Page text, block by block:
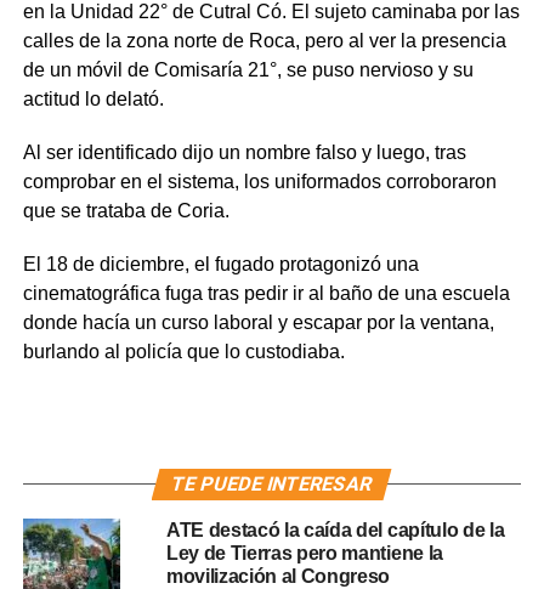
en la Unidad 22° de Cutral Có. El sujeto caminaba por las
calles de la zona norte de Roca, pero al ver la presencia
de un móvil de Comisaría 21°, se puso nervioso y su
actitud lo delató.
Al ser identificado dijo un nombre falso y luego, tras
comprobar en el sistema, los uniformados corroboraron
que se trataba de Coria.
El 18 de diciembre, el fugado protagonizó una
cinematográfica fuga tras pedir ir al baño de una escuela
donde hacía un curso laboral y escapar por la ventana,
burlando al policía que lo custodiaba.
TE PUEDE INTERESAR
ATE destacó la caída del capítulo de la
Ley de Tierras pero mantiene la
movilización al Congreso